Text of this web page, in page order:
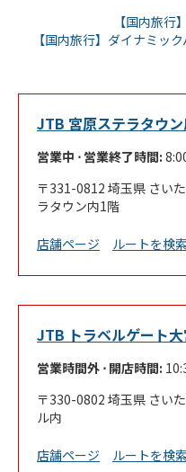
【国内旅行
【国内旅行】ダイナミッ
JTB 宮原ステラタウ
営業中 ⋅ 営業終了時間:
331-0812 埼玉県 さい
ラタウン内1階
店舗ページ ルートを検索
JTB トラベルゲート
営業時間外 ⋅ 開店時間:
330-0802 埼玉県 さい
ル内
店舗ページ ルートを検索